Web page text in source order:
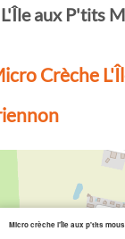
aux P'tits
Crèche
Micro crèche l'île aux p'tits